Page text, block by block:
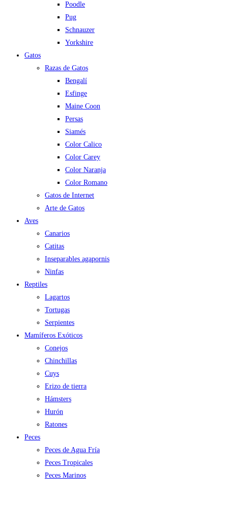
Poodle
Pug
Schnauzer
Yorkshire
Gatos
Razas de Gatos
Bengalí
Esfinge
Maine Coon
Persas
Siamés
Color Calico
Color Carey
Color Naranja
Color Romano
Gatos de Internet
Arte de Gatos
Aves
Canarios
Catitas
Inseparables agapornis
Ninfas
Reptiles
Lagartos
Tortugas
Serpientes
Mamíferos Exóticos
Conejos
Chinchillas
Cuys
Erizo de tierra
Hámsters
Hurón
Ratones
Peces
Peces de Agua Fría
Peces Tropicales
Peces Marinos